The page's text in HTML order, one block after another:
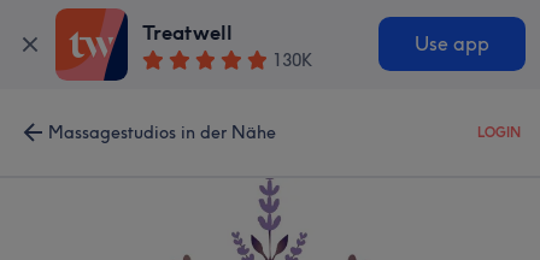
Treatwell
130K
Use app
Massagestudios in der Nähe LOGIN